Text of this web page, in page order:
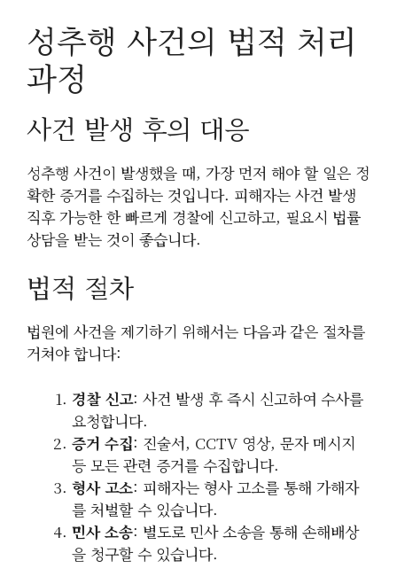
성추행 사건의 법적 처리
과정
사건 발생 후의 대응
성추행 사건이 발생했을 때, 가장 먼저 해야 할 일은 정
확한 증거를 수집하는 것입니다. 피해자는 사건 발생
직후 가능한 한 빠르게 경찰에 신고하고, 필요시 법률
상담을 받는 것이 좋습니다.
법적 절차
법원에 사건을 제기하기 위해서는 다음과 같은 절차를
거쳐야 합니다:
경찰 신고: 사건 발생 후 즉시 신고하여 수사를
요청합니다.
증거 수집: 진술서, CCTV 영상, 문자 메시지
등 모든 관련 증거를 수집합니다.
형사 고소: 피해자는 형사 고소를 통해 가해자
를 처벌할 수 있습니다.
민사 소송: 별도로 민사 소송을 통해 손해배상
을 청구할 수 있습니다.